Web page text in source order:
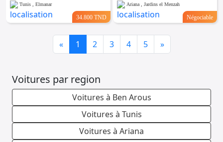
Tunis , Elmanar
34.800 TND
Ariana , Jardins el Menzah
Négociable
«Previous
1 2 3 4 5 »Next
Voitures par region
Voitures à Ben Arous
Voitures à Tunis
Voitures à Ariana